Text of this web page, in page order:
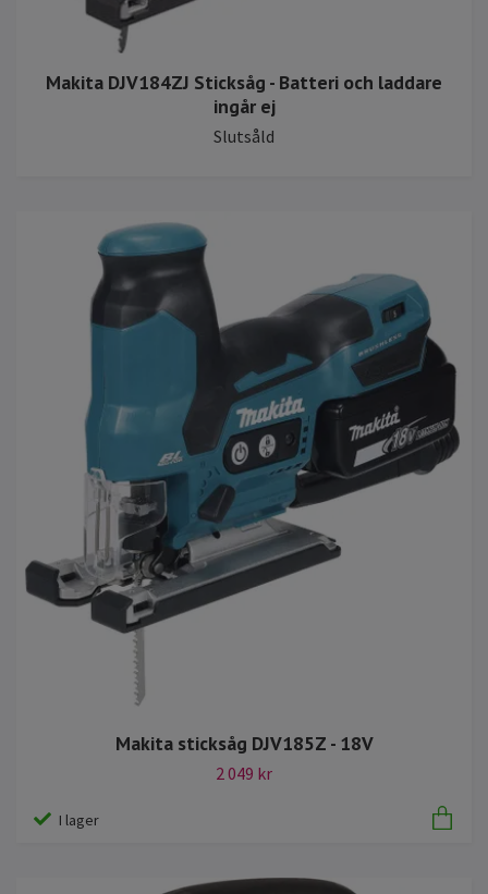
Makita DJV184ZJ Sticksåg - Batteri och laddare
ingår ej
Slutsåld
Makita sticksåg DJV185Z - 18V
2 049 kr
I lager